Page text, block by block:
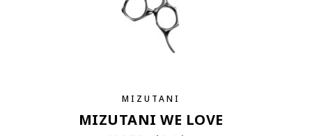
MIZUTANI
MIZUTANI WE LOVE